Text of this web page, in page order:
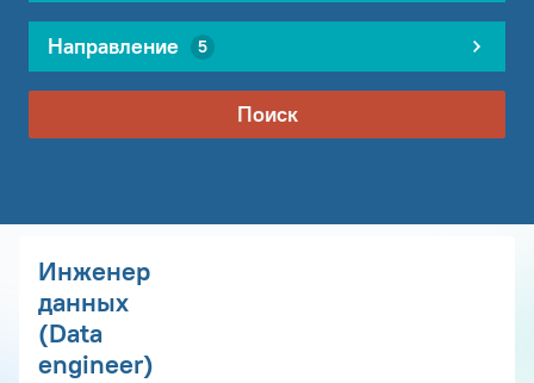
Направление 5
Поиск
Инженер
данных
(Data
engineer)